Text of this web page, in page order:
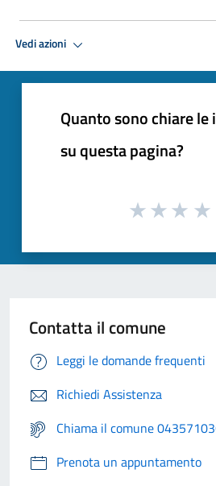
Vedi azioni
Quanto sono chiare
su questa pagina?
Contatta il comune
Leggi le domande frequenti
Richiedi Assistenza
Chiama il comune
Prenota un appuntamento